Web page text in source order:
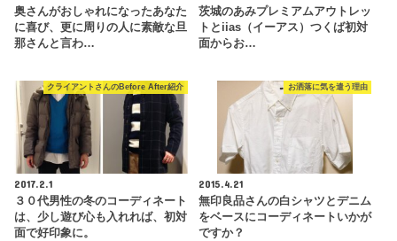
奥さんがおしゃれになったあなた
に喜び、更に周りの人に素敵な旦
那さんと言わ…
茨城のあみプレミアムアウトレッ
トとiias（イーアス）つくば初対
面からお…
クライアントさんのBefore After紹介
2017.2.1
３０代男性の冬のコーディネート
は、少し遊び心も入れれば、初対
面で好印象に。
お洒落に気を遣う理由
2015.4.21
無印良品さんの白シャツとデニム
をベースにコーディネートいかが
ですか？